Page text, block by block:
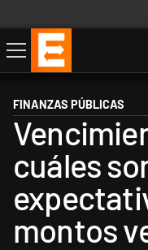
Economía
Política
Internacional
Actualidad
Descargá la App
FINANZAS PÚBLICAS
cuáles
montos